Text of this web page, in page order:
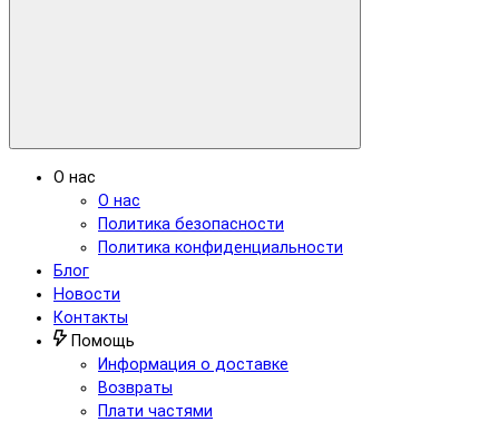
О нас
О нас
Политика безопасности
Политика конфиденциальности
Блог
Новости
Контакты
Помощь
Информация о доставке
Возвраты
Плати частями